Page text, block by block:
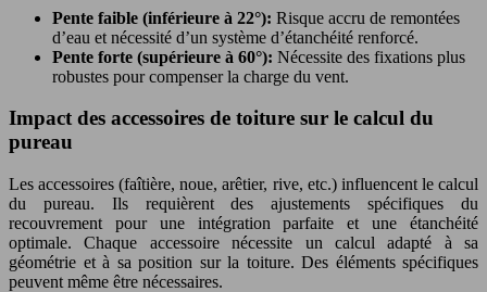
Pente faible (inférieure à 22°): Risque accru de remontées
d’eau et nécessité d’un système d’étanchéité renforcé.
Pente forte (supérieure à 60°): Nécessite des fixations plus
robustes pour compenser la charge du vent.
Impact des accessoires de toiture sur le calcul du
pureau
Les accessoires (faîtière, noue, arêtier, rive, etc.) influencent le calcul
du pureau. Ils requièrent des ajustements spécifiques du
recouvrement pour une intégration parfaite et une étanchéité
optimale. Chaque accessoire nécessite un calcul adapté à sa
géométrie et à sa position sur la toiture. Des éléments spécifiques
peuvent même être nécessaires.